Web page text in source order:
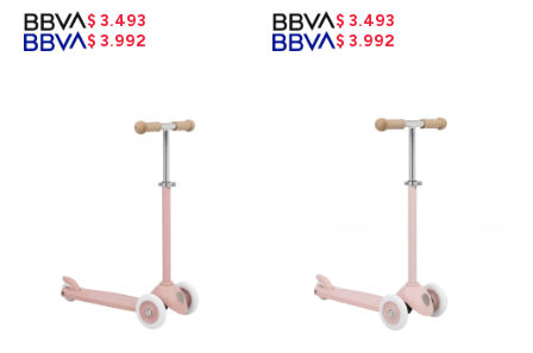
$ 3.493
$ 3.992
$ 3.493
$ 3.992